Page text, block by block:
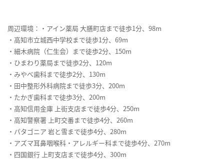
周辺環境：・アイン薬局 大膳町店まで徒歩1分、98m
・高知市立城西中学校まで徒歩1分、69m
・細木病院（仁生会）まで徒歩2分、150m
・ひまわり薬局まで徒歩2分、120m
・みやべ歯科まで徒歩2分、130m
・田中整形外科病院まで徒歩3分、200m
・たかぎ歯科まで徒歩3分、200m
・高知信用金庫 上街支店まで徒歩4分、250m
・高知警察署 上町交番まで徒歩4分、260m
・パタゴニア 岩と雪まで徒歩4分、280m
・アズマ耳鼻咽喉科・アレルギー科まで徒歩4分、270m
・四国銀行 上町支店まで徒歩4分、300m